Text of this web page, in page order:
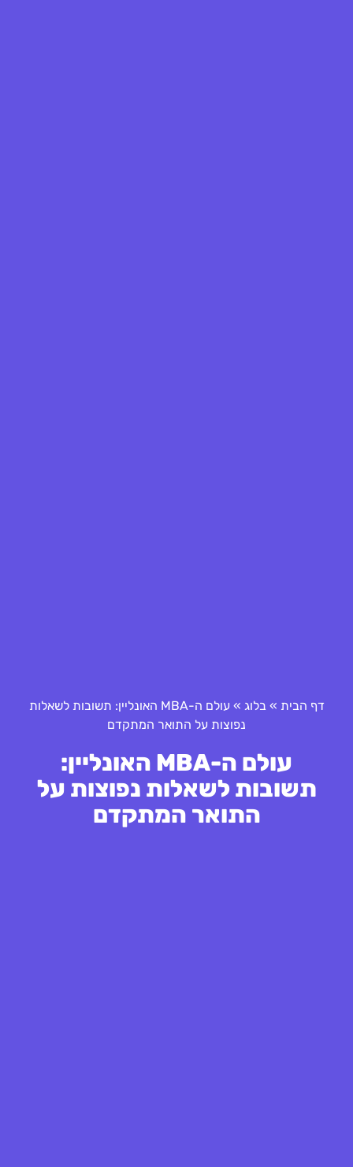
דף הבית » בלוג »
עולם ה-MBA האונליין: תשובות לשאלות
נפוצות על התואר המתקדם
עולם ה-MBA האונליין:
תשובות לשאלות נפוצות על
התואר המתקדם